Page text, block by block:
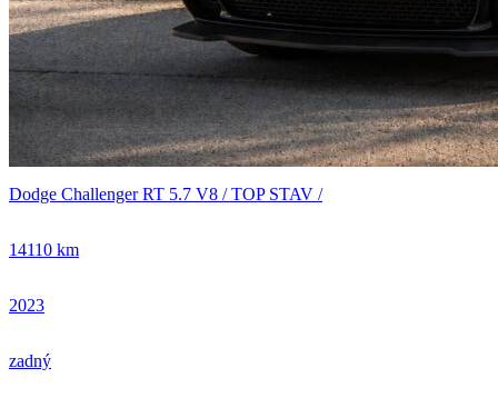
Dodge Challenger RT 5.7 V8 / TOP STAV /
14110 km
2023
zadný